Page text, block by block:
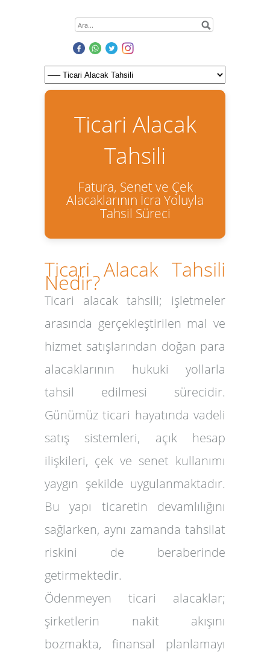
Ticari Alacak
Tahsili
Fatura, Senet ve Çek
Alacaklarının İcra Yoluyla
Tahsil Süreci
Ticari Alacak Tahsili
Nedir?
Ticari alacak tahsili; işletmeler
arasında gerçekleştirilen mal ve
hizmet satışlarından doğan para
alacaklarının hukuki yollarla
tahsil edilmesi sürecidir.
Günümüz ticari hayatında vadeli
satış sistemleri, açık hesap
ilişkileri, çek ve senet kullanımı
yaygın şekilde uygulanmaktadır.
Bu yapı ticaretin devamlılığını
sağlarken, aynı zamanda tahsilat
riskini de beraberinde
getirmektedir.
Ödenmeyen ticari alacaklar;
şirketlerin nakit akışını
bozmakta, finansal planlamayı